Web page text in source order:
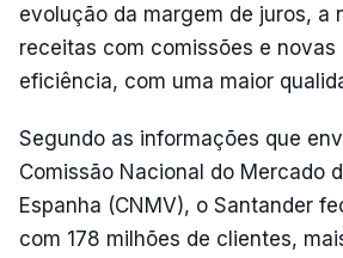
evolução da margem de juros, a
receitas com comissões e novas
eficiência, com uma maior
Segundo as informações que
Comissão Nacional do Mercado
Espanha (CNMV), o Santander
com 178 milhões de clientes,